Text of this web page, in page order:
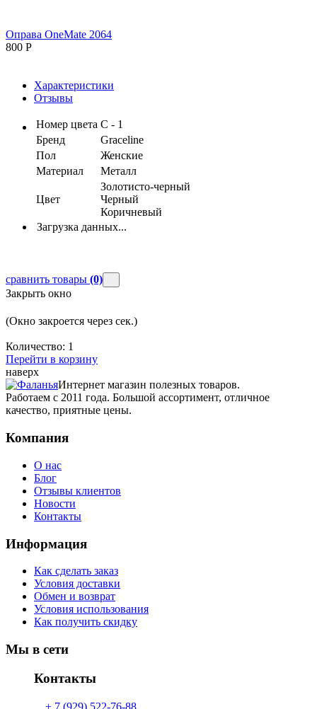
Оправа OneMate 2064
800 Р
Характеристики
Отзывы
Номер цвета С - 1
Бренд
Graceline
Пол
Женские
Материал
Металл
Цвет
Золотисто-черный
Черный
Коричневый
Загрузка данных...
сравнить товары (0)
Закрыть окно
(Окно закроется через сек.)
Количество: 1
Перейти в корзину
наверх
Интернет магазин полезных товаров.
Работаем с 2011 года. Большой ассортимент, отличное
качество, приятные цены.
Компания
О нас
Блог
Отзывы клиентов
Новости
Контакты
Информация
Как сделать заказ
Условия доставки
Обмен и возврат
Условия использования
Как получить скидку
Мы в сети
Контакты